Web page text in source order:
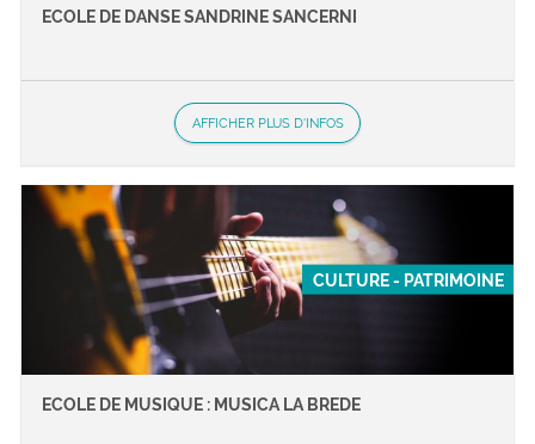
ECOLE DE DANSE SANDRINE SANCERNI
AFFICHER PLUS D'INFOS
CULTURE - PATRIMOINE
ECOLE DE MUSIQUE : MUSICA LA BREDE